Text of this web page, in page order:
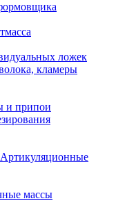
ложек
кламеры
и припои
Артикуляционные
массы